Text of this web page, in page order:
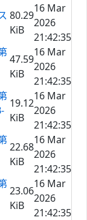
80.29
KiB
16 Mar
2026
21:42:35
47.59
KiB
16 Mar
2026
21:42:35
19.12
KiB
16 Mar
2026
21:42:35
22.68
KiB
16 Mar
2026
21:42:35
23.06
KiB
16 Mar
2026
21:42:35